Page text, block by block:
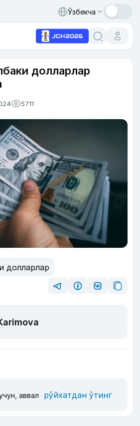
Ўзбекча
долларлар
5711
долларлар
аввал рўйхатдан ўтинг